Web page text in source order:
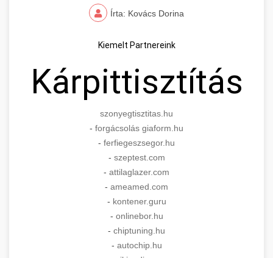
Írta: Kovács Dorina
Kiemelt Partnereink
Kárpittisztítás
szonyegtisztitas.hu
- forgácsolás giaform.hu
- ferfiegeszsegor.hu
- szeptest.com
- attilaglazer.com
- ameamed.com
- kontener.guru
- onlinebor.hu
- chiptuning.hu
- autochip.hu